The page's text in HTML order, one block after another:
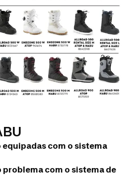
com o sistema
problema com o sistema de